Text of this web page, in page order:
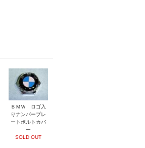
ＢＭＷ ロゴ入
りナンバープレ
ートボルトカバ
ー
SOLD OUT